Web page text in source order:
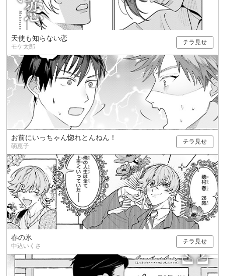
天使も知らない恋
モケ太郎
チラ見せ
お前にいっちゃん惚れとんねん！
萌恵子
チラ見せ
春の氷
中込いくさ
チラ見せ